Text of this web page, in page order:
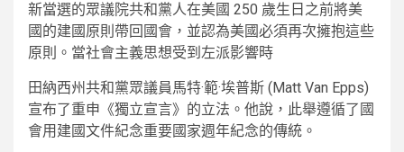
新當選的眾議院共和黨人在美國 250 歲生日之前將美
國的建國原則帶回國會，並認為美國必須再次擁抱這些
原則。當社會主義思想受到左派影響時
田納西州共和黨眾議員馬特·範·埃普斯 (Matt Van Epps)
宣布了重申《獨立宣言》的立法。他說，此舉遵循了國
會用建國文件紀念重要國家週年紀念的傳統。